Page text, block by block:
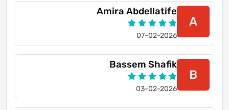
A
Amira Abdellatife
07-02-2026
B
Bassem Shafik
03-02-2026